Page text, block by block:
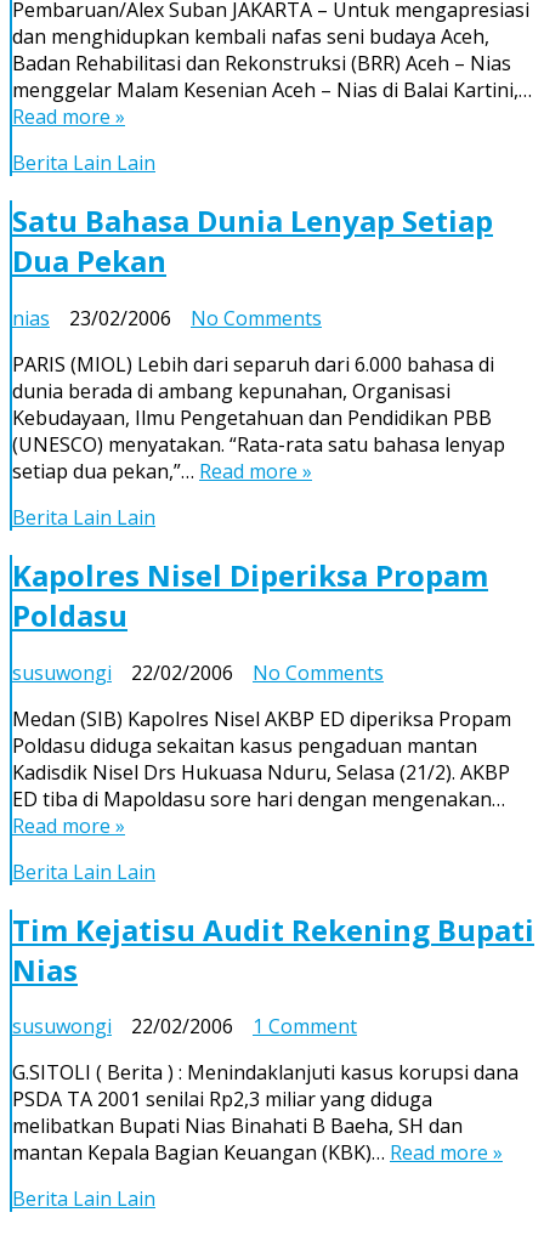
Pertunjukan
Seni
Tradisional
Aceh-
Pembaruan/Alex Suban JAKARTA – Untuk mengapresiasi
dan menghidupkan kembali nafas seni budaya Aceh,
Badan Rehabilitasi dan Rekonstruksi (BRR) Aceh – Nias
menggelar Malam Kesenian Aceh – Nias di Balai Kartini,…
Read more »
Berita Lain Lain
Satu Bahasa Dunia Lenyap Setiap
Dua Pekan
nias 23/02/2006 No Comments
Bahasa
Dunia
Lenyap
Setiap
PARIS (MIOL) Lebih dari separuh dari 6.000 bahasa di
dunia berada di ambang kepunahan, Organisasi
Kebudayaan, Ilmu Pengetahuan dan Pendidikan PBB
(UNESCO) menyatakan. “Rata-rata satu bahasa lenyap
setiap dua pekan,”… Read more »
Berita Lain Lain
Kapolres Nisel Diperiksa Propam
Poldasu
susuwongi 22/02/2006 No Comments
Nisel
Diperiksa
Propam
Poldasu
Medan (SIB) Kapolres Nisel AKBP ED diperiksa Propam
Poldasu diduga sekaitan kasus pengaduan mantan
Kadisdik Nisel Drs Hukuasa Nduru, Selasa (21/2). AKBP
ED tiba di Mapoldasu sore hari dengan mengenakan…
Read more »
Berita Lain Lain
Tim Kejatisu Audit Rekening Bupati
Nias
susuwongi 22/02/2006 1 Commenton
Kejatisu
Audit
Rekening
Bupati
G.SITOLI ( Berita ) : Menindaklanjuti kasus korupsi dana
PSDA TA 2001 senilai Rp2,3 miliar yang diduga
melibatkan Bupati Nias Binahati B Baeha, SH dan
mantan Kepala Bagian Keuangan (KBK)… Read more »
Berita Lain Lain